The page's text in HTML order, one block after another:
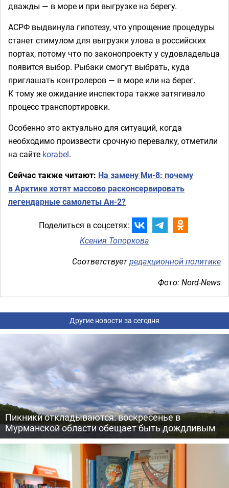
дважды — в море и при выгрузке на берегу.
АСРФ выдвинула гипотезу, что упрощение процедуры
станет стимулом для выгрузки улова в российских
портах, потому что по законопроекту у судовладельца
появится выбор. Рыбаки смогут выбрать, куда
приглашать контролеров — в море или на берег.
К тому же ожидание инспектора также затягивало
процесс транспортировки.
Особенно это актуально для ситуаций, когда
необходимо произвести срочную перевалку, отметили
на сайте korabel.
Сейчас также читают: На замену Ми-8: почему
в Арктике хотят массово расконсервировать
легендарные самолеты Ан-2?
Поделиться в соцсетях:
Ксения Топоркова
Соответствуетредакционной политике
Фото: Nord-News
Другие новости за сегодня
Пикники откладываются: воскресенье в
Мурманской области обещает быть дождливым